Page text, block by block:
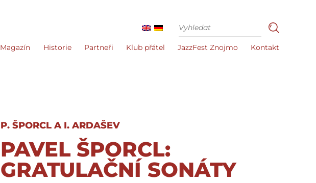
Magazín Historie Partneři Klub přátel JazzFest Znojmo Kontakt
P. ŠPORCL A I. ARDAŠEV
PAVEL ŠPORCL:
GRATULAČNÍ SONÁTY